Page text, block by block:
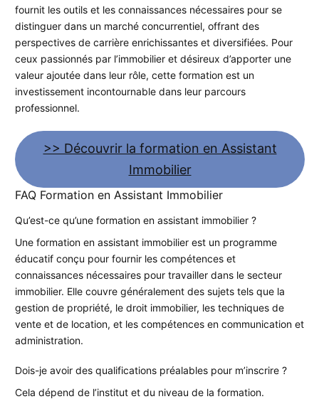
fournit les outils et les connaissances nécessaires pour se
distinguer dans un marché concurrentiel, offrant des
perspectives de carrière enrichissantes et diversifiées. Pour
ceux passionnés par l’immobilier et désireux d’apporter une
valeur ajoutée dans leur rôle, cette formation est un
investissement incontournable dans leur parcours
professionnel.
>> Découvrir la formation en Assistant
Immobilier
FAQ Formation en Assistant Immobilier
Qu’est-ce qu’une formation en assistant immobilier ?
Une formation en assistant immobilier est un programme
éducatif conçu pour fournir les compétences et
connaissances nécessaires pour travailler dans le secteur
immobilier. Elle couvre généralement des sujets tels que la
gestion de propriété, le droit immobilier, les techniques de
vente et de location, et les compétences en communication et
administration.
Dois-je avoir des qualifications préalables pour m’inscrire ?
Cela dépend de l’institut et du niveau de la formation.